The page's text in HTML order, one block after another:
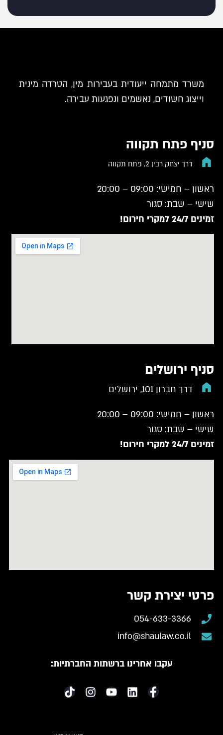
משרד מתמחה ייעודית בעבירות מין, הטרדה מינית
וייצוג חשודים, נאשמים ונפגעות עבירה.
סניף פתח תקווה
דרך יצחק רבין 2, פתח תקווה
ראשון – חמישי: 09:00 – 20:00
שישי – שבת: סגור
זמינים 24/7 למקרי חירום!
סניף ירושלים
דרך חברון 101, ירושלים
ראשון – חמישי: 09:00 – 20:00
שישי – שבת: סגור
זמינים 24/7 למקרי חירום!
פרטי יצירת קשר
054-633-3366
info@shaulaw.co.il
עקבו אחרינו ברשתות החברתיות: